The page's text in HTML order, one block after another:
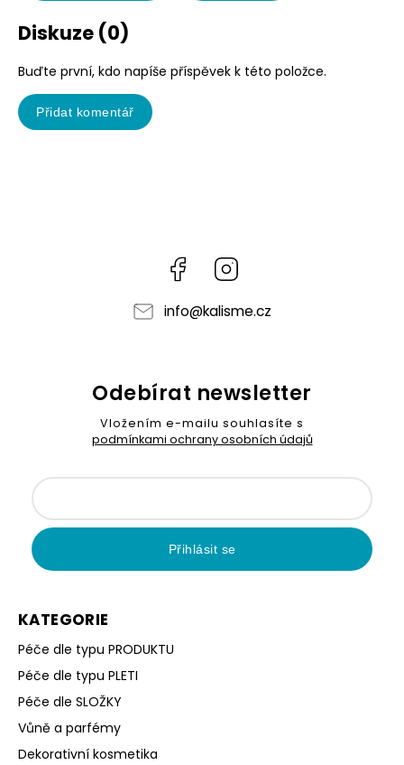
Diskuze (0)
Buďte první, kdo napíše příspěvek k této položce.
Přidat komentář
Facebook
info@kalisme.cz
KATEGORIE
Péče dle typu PRODUKTU
Péče dle typu PLETI
Péče dle SLOŽKY
Vůně a parfémy
Dekorativní kosmetika
Odebírat newsletter
Vložením e-mailu souhlasíte s
podmínkami ochrany osobních údajů
Přihlásit se